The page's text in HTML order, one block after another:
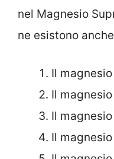
nel Magnesio
ne esistono
Il
Il
Il
Il